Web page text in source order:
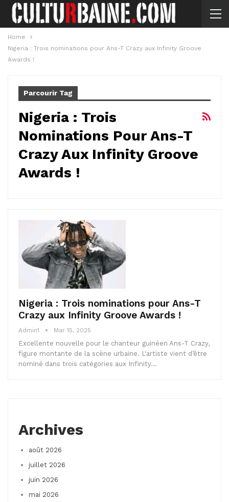
Home
Nigeria : Trois nominations pour Ans-T Crazy aux Infinity Groove
Awards !
Parcourir Tag
Nigeria : Trois
Nominations Pour Ans-T
Crazy Aux Infinity Groove
Awards !
Nigeria : Trois nominations pour Ans-T
Crazy aux Infinity Groove Awards !
Admin1 Mar 15, 2025
Excellente nouvelle pour le chanteur guinéen Ans-T Crazy,
figure montante de la scène urbaine. L'artiste vient d’être
nominé dans trois catégories aux Infinity…
Archives
août 2026
juillet 2026
juin 2026
mai 2026